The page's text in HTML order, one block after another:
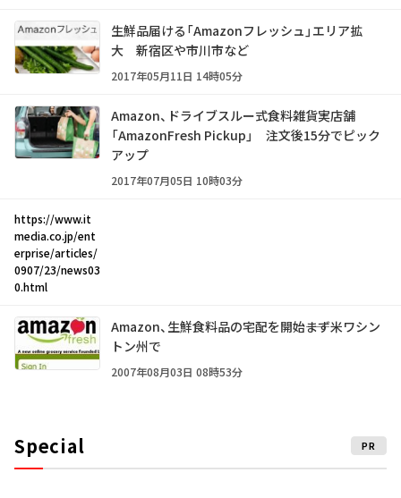
生鮮品届ける「Amazonフレッシュ」エリア拡
大 新宿区や市川市など
2017年05月11日 14時05分
Amazon、ドライブスルー式食料雑貨実店舗
「AmazonFresh Pickup」 注文後15分でピック
アップ
2017年07月05日 10時03分
https://www.it
media.co.jp/ent
erprise/articles/
0907/23/news03
0.html
Amazon、生鮮食料品の宅配を開始――まず米ワシン
トン州で
2007年08月03日 08時53分
Special PR